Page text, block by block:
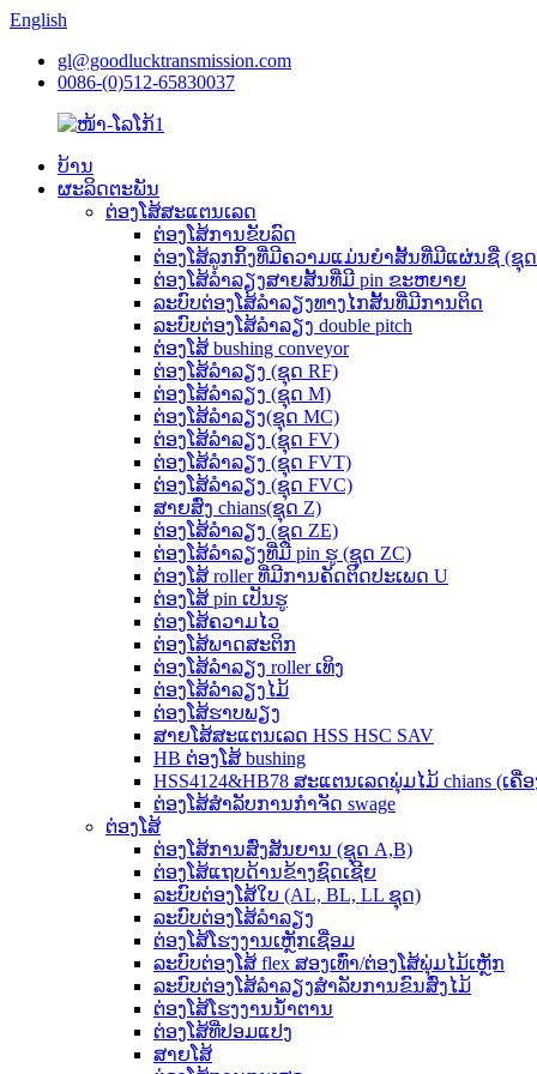
English
gl@goodlucktransmission.com
0086-(0)512-65830037
ບ້ານ
ຜະລິດຕະພັນ
ຕ່ອງໂສ້ສະແຕນເລດ
ຕ່ອງໂສ້ການຂັບລົດ
ຕ່ອງໂສ້ລູກກິ້ງທີ່ມີຄວາມແມ່ນຍໍາສັ້ນທີ່ມີແຜ່ນຊື່ (ຊຸດ
ຕ່ອງໂສ້ລໍາລຽງສາຍສັ້ນທີ່ມີ pin ຂະຫຍາຍ
ລະບົບຕ່ອງໂສ້ລໍາລຽງທາງໄກສັ້ນທີ່ມີການຕິດ
ລະບົບຕ່ອງໂສ້ລໍາລຽງ double pitch
ຕ່ອງໂສ້ bushing conveyor
ຕ່ອງໂສ້ລໍາລຽງ (ຊຸດ RF)
ຕ່ອງໂສ້ລຳລຽງ (ຊຸດ M)
ຕ່ອງໂສ້ລຳລຽງ(ຊຸດ MC)
ຕ່ອງໂສ້ລໍາລຽງ (ຊຸດ FV)
ຕ່ອງໂສ້ລໍາລຽງ (ຊຸດ FVT)
ຕ່ອງໂສ້ລໍາລຽງ (ຊຸດ FVC)
ສາຍສົ່ງ chians(ຊຸດ Z)
ຕ່ອງໂສ້ລໍາລຽງ (ຊຸດ ZE)
ຕ່ອງໂສ້ລໍາລຽງທີ່ມີ pin ຮູ (ຊຸດ ZC)
ຕ່ອງໂສ້ roller ທີ່ມີການຄັດຕິດປະເພດ U
ຕ່ອງໂສ້ pin ເປັນຮູ
ຕ່ອງໂສ້ຄວາມໄວ
ຕ່ອງໂສ້ພາດສະຕິກ
ຕ່ອງໂສ້ລໍາລຽງ roller ເທິງ
ຕ່ອງໂສ້ລໍາລຽງໄມ້
ຕ່ອງໂສ້ຮາບພຽງ
ສາຍໂສ້ສະແຕນເລດ HSS HSC SAV
HB ຕ່ອງໂສ້ bushing
HSS4124&HB78 ສະແຕນເລດພຸ່ມໄມ້ chians (ເຄື່
ຕ່ອງໂສ້ສໍາລັບການກໍາຈັດ swage
ຕ່ອງໂສ້
ຕ່ອງໂສ້ການສົ່ງສັນຍານ (ຊຸດ A,B)
ຕ່ອງໂສ້ແຖບດ້ານຂ້າງຊົດເຊີຍ
ລະບົບຕ່ອງໂສ້ໃບ (AL, BL, LL ຊຸດ)
ລະບົບຕ່ອງໂສ້ລໍາລຽງ
ຕ່ອງໂສ້ໂຮງງານເຫຼັກເຊື່ອມ
ລະບົບຕ່ອງໂສ້ flex ສອງເທົ່າ/ຕ່ອງໂສ້ພຸ່ມໄມ້ເຫຼັກ
ລະບົບຕ່ອງໂສ້ລໍາລຽງສໍາລັບການຂົນສົ່ງໄມ້
ຕ່ອງໂສ້ໂຮງງານນໍ້າຕານ
ຕ່ອງໂສ້ທີ່ປອມແປງ
ສາຍໂສ້